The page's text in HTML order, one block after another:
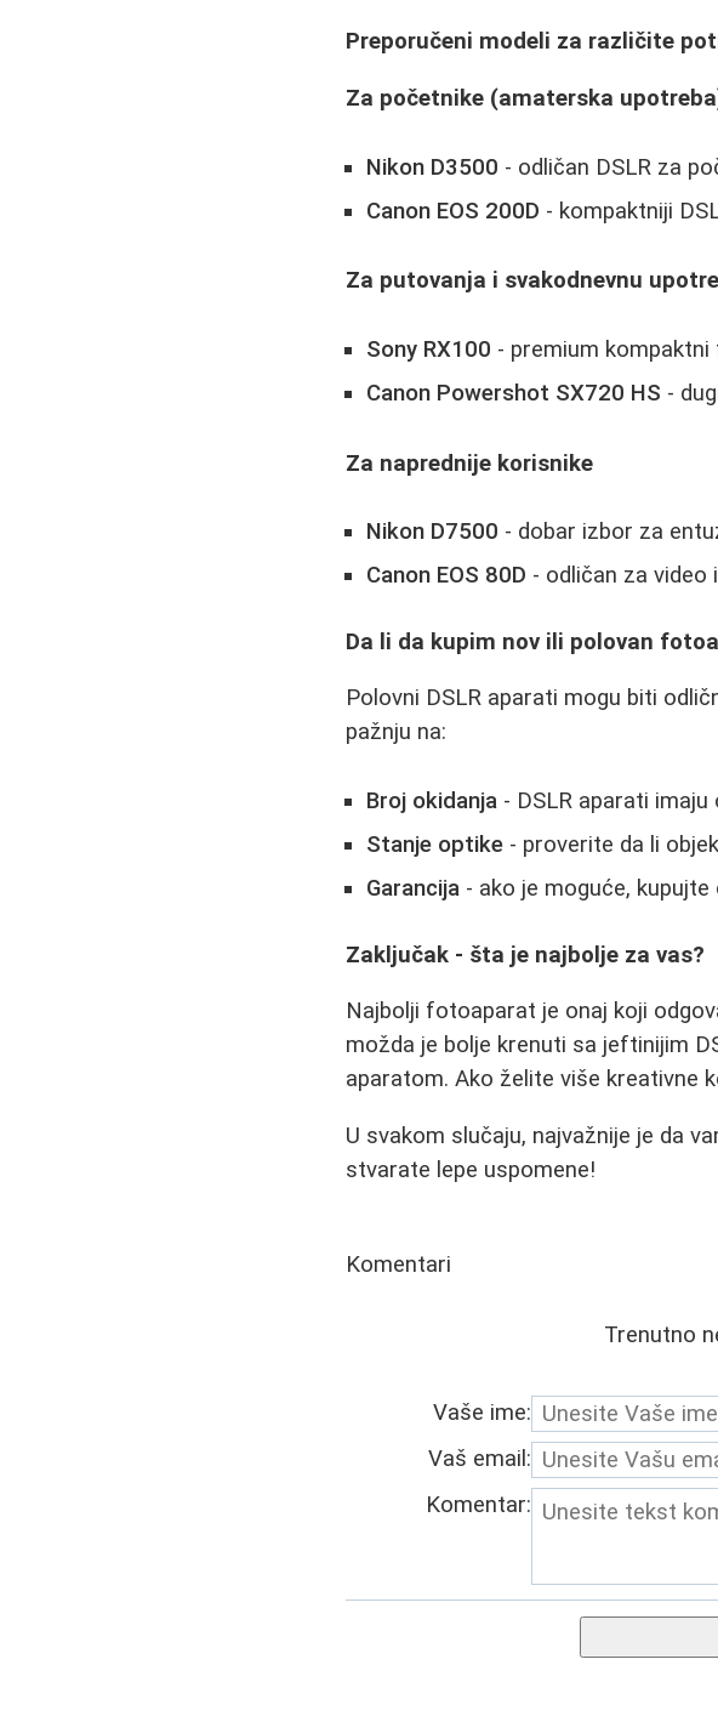
Preporučeni modeli za različite
Za početnike (amaterska
Nikon D3500 - odličan DSLR za
Canon EOS 200D - kompaktniji
Za putovanja i svakodnevnu
Sony RX100 - premium
Canon Powershot SX720 HS -
Za naprednije korisnike
Nikon D7500 - dobar izbor za
Canon EOS 80D - odličan za
Da li da kupim nov ili polovan
Polovni DSLR aparati mogu biti
pažnju na:
Broj okidanja - DSLR aparati
Stanje optike - proverite da li
Garancija - ako je moguće,
Zaključak - šta je najbolje za vas?
Najbolji fotoaparat je onaj koji
možda je bolje krenuti sa jeftinijim
aparatom. Ako želite više kreativne
U svakom slučaju, najvažnije je da
stvarate lepe uspomene!
Komentari
Trenutno
Vaše ime:
Vaš email:
Komentar: